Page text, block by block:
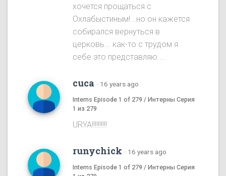
хочется прощаться с
Охлабыстиным!...но он кажется
собирался вернуться в
церковь... как-то с трудом я
себе это представляю....
cuca · 16 years ago
Interns Episode 1 of 279 / Интерны Серия
1 из 279
URYA!!!!!!!!!!
runychick · 16 years ago
Interns Episode 1 of 279 / Интерны Серия